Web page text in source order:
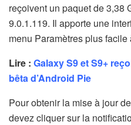
reçoivent un paquet de 3,38
9.0.1.119. Il apporte une
menu Paramètres plus facile
Lire : Galaxy S9 et S9+
bêta d’Android Pie
Pour obtenir la mise à jour
devez cliquer sur la